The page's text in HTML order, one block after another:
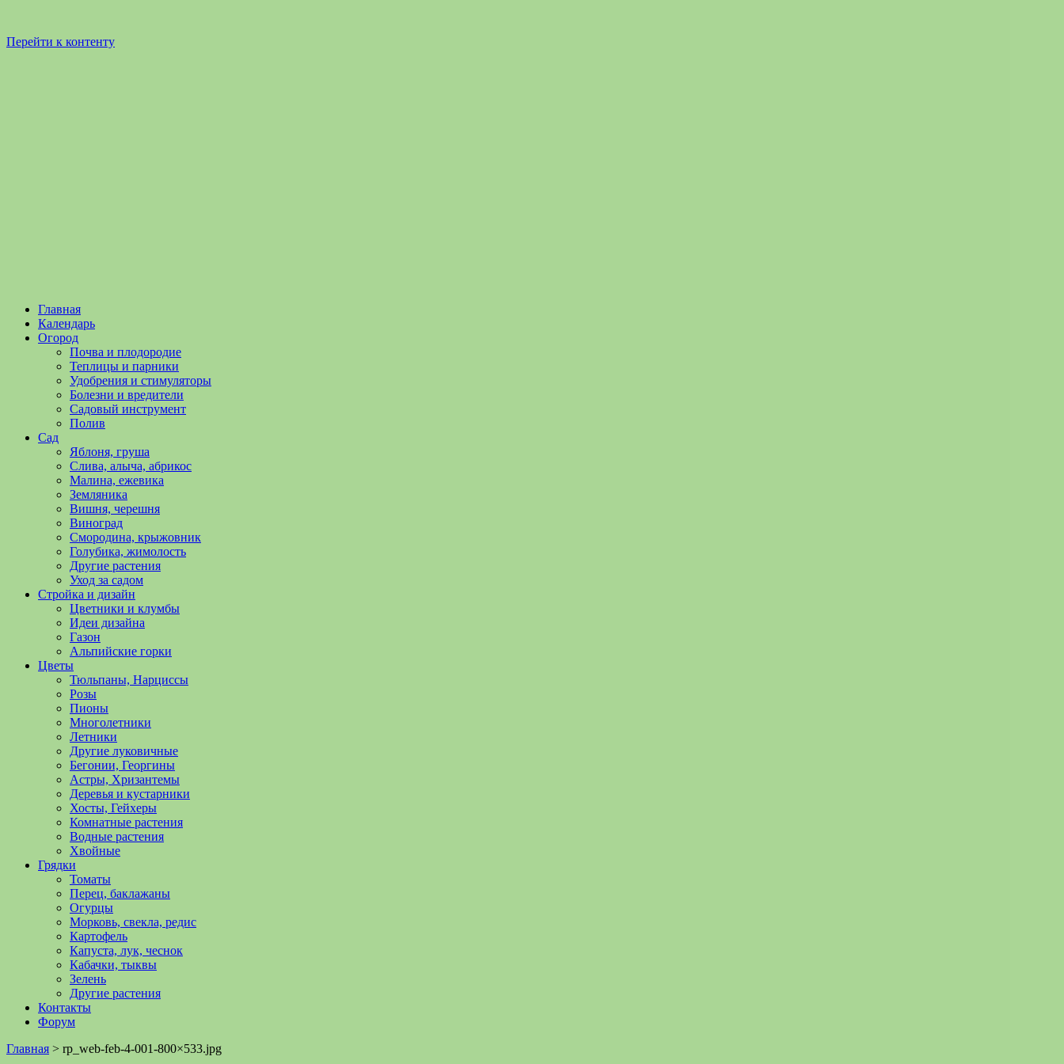
Перейти к контенту
Садоводство
Огородничество
Садоводство
огородничество
полезные
уходу
овощами,
растениями
Поможем
обустройстве
выращивании
Главная
Календарь
Огород
Почва и плодородие
Теплицы и парники
Удобрения и стимуляторы
Болезни и вредители
Садовый инструмент
Полив
Сад
Яблоня, груша
Слива, алыча, абрикос
Малина, ежевика
Земляника
Вишня, черешня
Виноград
Смородина, крыжовник
Голубика, жимолость
Другие растения
Уход за садом
Стройка и дизайн
Цветники и клумбы
Идеи дизайна
Газон
Альпийские горки
Цветы
Тюльпаны, Нарциссы
Розы
Пионы
Многолетники
Летники
Другие луковичные
Бегонии, Георгины
Астры, Хризантемы
Деревья и кустарники
Хосты, Гейхеры
Комнатные растения
Водные растения
Хвойные
Грядки
Томаты
Перец, баклажаны
Огурцы
Морковь, свекла, редис
Картофель
Капуста, лук, чеснок
Кабачки, тыквы
Зелень
Другие растения
Контакты
Форум
Главная > rp_web-feb-4-001-800×533.jpg